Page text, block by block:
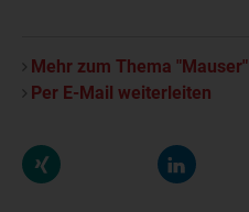
Mehr zum Thema "Mauser"
Per E-Mail weiterleiten